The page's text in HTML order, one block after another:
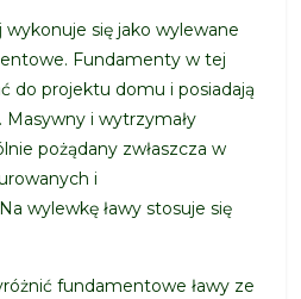
się jako wylewane
Fundamenty w tej
do projektu domu i posiadają
Masywny i wytrzymały
pożądany zwłaszcza w
i
wylewkę ławy stosuje się
fundamentowe ławy ze